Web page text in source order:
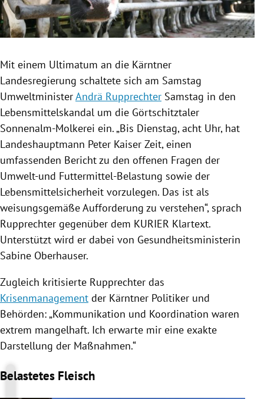
Untermenü
Untermenü
Untermenü
Mit einem Ultimatum an die Kärntner
Landesregierung schaltete sich am Samstag
UmweltministerAndrä Rupprechter Samstag in den
Lebensmittelskandal um die Görtschitztaler
Sonnenalm-Molkerei ein. „Bis Dienstag, acht Uhr, hat
Landeshauptmann Peter Kaiser Zeit, einen
umfassenden Bericht zu den offenen Fragen der
Umwelt-und Futtermittel-Belastung sowie der
Lebensmittelsicherheit vorzulegen. Das ist als
weisungsgemäße Aufforderung zu verstehen“, sprach
Rupprechter gegenüber dem KURIER Klartext.
Unterstützt wird er dabei von Gesundheitsministerin
Sabine Oberhauser.
Zugleich kritisierte Rupprechter das
Krisenmanagement der Kärntner Politiker und
Behörden: „Kommunikation und Koordination waren
extrem mangelhaft. Ich erwarte mir eine exakte
Darstellung der Maßnahmen.“
Belastetes Fleisch